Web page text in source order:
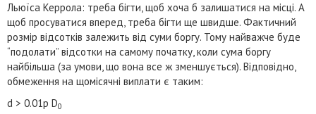
Льюїса Керрола: треба бігти, щоб хоча б залишатися на місці. А
щоб просуватися вперед, треба бігти ще швидше. Фактичний
розмір відсотків залежить від суми боргу. Тому найважче буде
“подолати” відсотки на самому початку, коли сума боргу
найбільша (за умови, що вона все ж зменшується). Відповідно,
обмеження на щомісячні виплати є таким:
d > 0.01p D0